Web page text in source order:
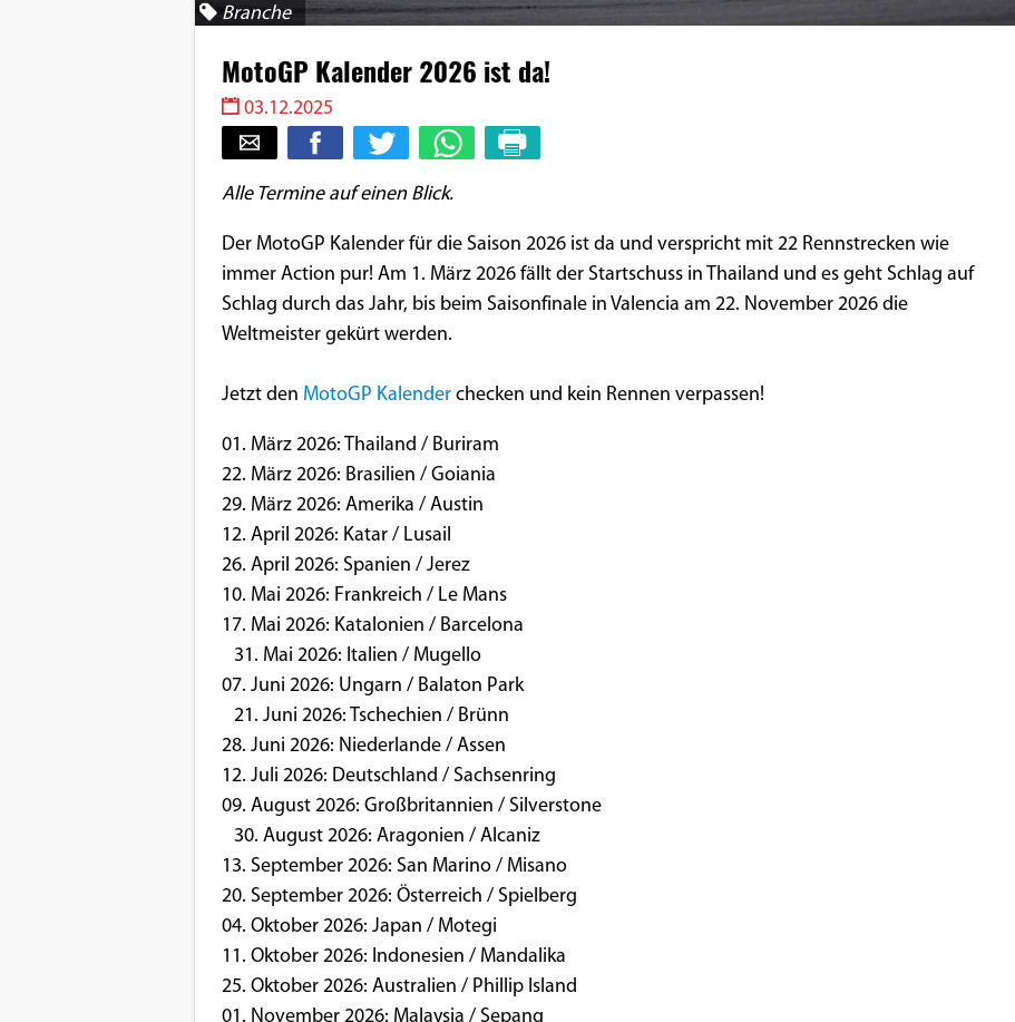
Branche
MotoGP Kalender 2026 ist da!
03.12.2025
Alle Termine auf einen Blick.
Der MotoGP Kalender für die Saison 2026 ist da und verspricht mit 22 Rennstrecken wie
immer Action pur! Am 1. März 2026 fällt der Startschuss in Thailand und es geht Schlag auf
Schlag durch das Jahr, bis beim Saisonfinale in Valencia am 22. November 2026 die
Weltmeister gekürt werden.
Jetzt den MotoGP Kalender checken und kein Rennen verpassen!
01. März 2026: Thailand / Buriram
22. März 2026: Brasilien / Goiania
29. März 2026: Amerika / Austin
12. April 2026: Katar / Lusail
26. April 2026: Spanien / Jerez
10. Mai 2026: Frankreich / Le Mans
17. Mai 2026: Katalonien / Barcelona
31. Mai 2026: Italien / Mugello
07. Juni 2026: Ungarn / Balaton Park
21. Juni 2026: Tschechien / Brünn
28. Juni 2026: Niederlande / Assen
12. Juli 2026: Deutschland / Sachsenring
09. August 2026: Großbritannien / Silverstone
30. August 2026: Aragonien / Alcaniz
13. September 2026: San Marino / Misano
20. September 2026: Österreich / Spielberg
04. Oktober 2026: Japan / Motegi
11. Oktober 2026: Indonesien / Mandalika
25. Oktober 2026: Australien / Phillip Island
01. November 2026: Malaysia / Sepang
Einverständnis-Cookie
Einverständnis-Optionen des
EXTERNE MEDIEN
Um Inhalte von Videoplattformen und
Social Media Plattformen anzeigen zu
können, werden von diesen externen
Medien Cookies gesetzt.